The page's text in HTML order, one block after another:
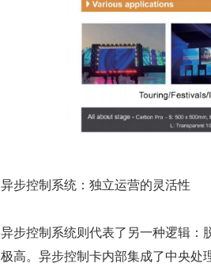
异步控制系统：独立运营的灵活性
异步控制系统则代表了另一种逻辑：
极高。异步控制卡内部集成了中央